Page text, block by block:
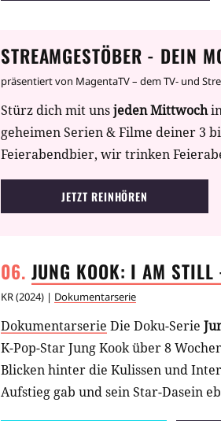
STREAMGESTÖBER - DEIN
präsentiert von MagentaTV – dem TV- und
Stürz dich mit unsjeden Mittwoch
geheimen Serien & Filme deiner 3
Feierabendbier, wir trinken
JETZT REINHÖREN
JUNG KOOK: I AM STILL
KR(2024) | Dokumentarserie
Dokumentarserie Die Doku-Serie
K-Pop-Star Jung Kook über 8
Blicken hinter die Kulissen und
Aufstieg gab und sein Star-Dasein